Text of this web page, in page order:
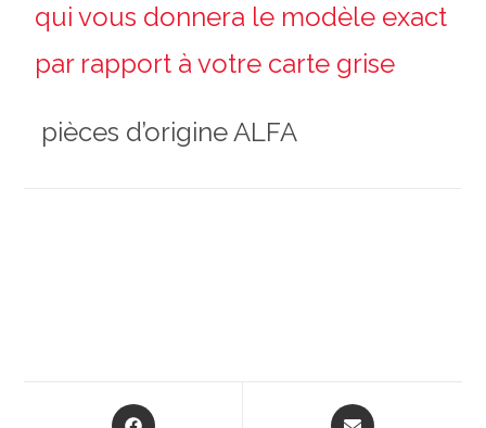
qui vous donnera le modèle exact
par rapport à votre carte grise
pièces d’origine ALFA
Opens
Opens